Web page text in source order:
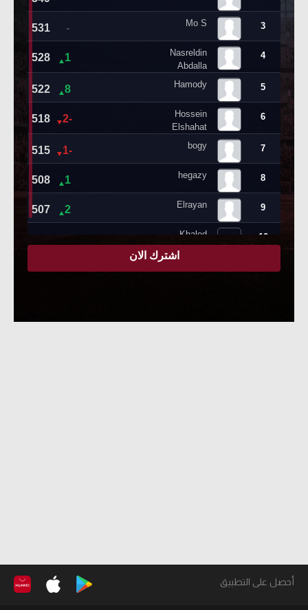
أحصل على التطبيق